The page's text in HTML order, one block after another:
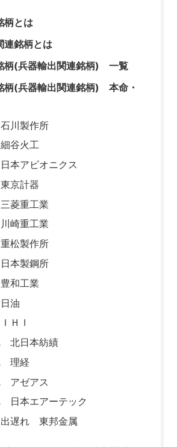
柄とは
連銘柄とは
柄(兵器輸出関連銘柄) 一覧
柄(兵器輸出関連銘柄) 本命・
川製作所
谷火工
本アビオニクス
京計器
菱重工業
崎重工業
松製作所
本製鋼所
和工業
油
ＨＩ
北日本紡績
理経
アゼアス
日本エアーテック
遅れ 東邦金属